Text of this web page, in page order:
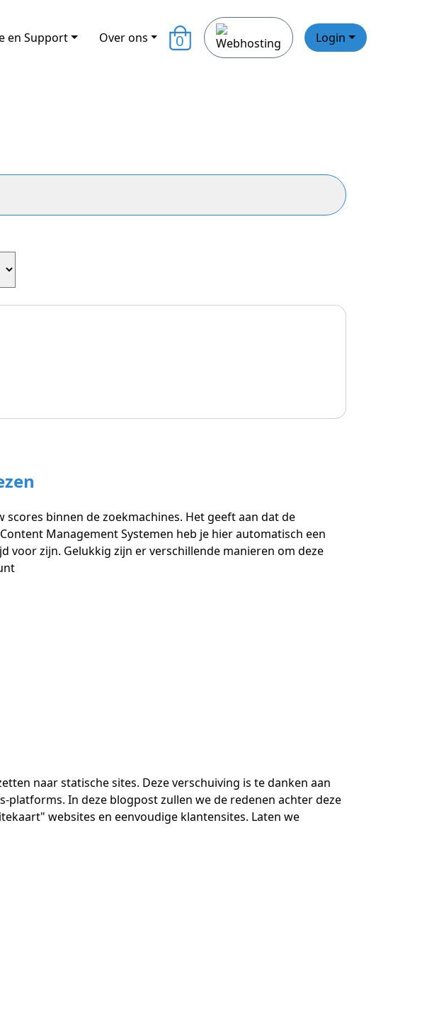
en Support Over ons 0 Login
binnen de zoekmachines. Het geeft aan dat de
Management Systemen heb je hier automatisch een
zijn. Gelukkig zijn er verschillende manieren om deze
naar statische sites. Deze verschuiving is te danken aan
In deze blogpost zullen we de redenen achter deze
websites en eenvoudige klantensites. Laten we